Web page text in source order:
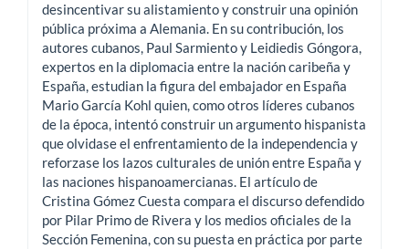
desincentivar su alistamiento y construir una opinión
pública próxima a Alemania. En su contribución, los
autores cubanos, Paul Sarmiento y Leidiedis Góngora,
expertos en la diplomacia entre la nación caribeña y
España, estudian la figura del embajador en España
Mario García Kohl quien, como otros líderes cubanos
de la época, intentó construir un argumento hispanista
que olvidase el enfrentamiento de la independencia y
reforzase los lazos culturales de unión entre España y
las naciones hispanoamercianas. El artículo de
Cristina Gómez Cuesta compara el discurso defendido
por Pilar Primo de Rivera y los medios oficiales de la
Sección Femenina, con su puesta en práctica por parte